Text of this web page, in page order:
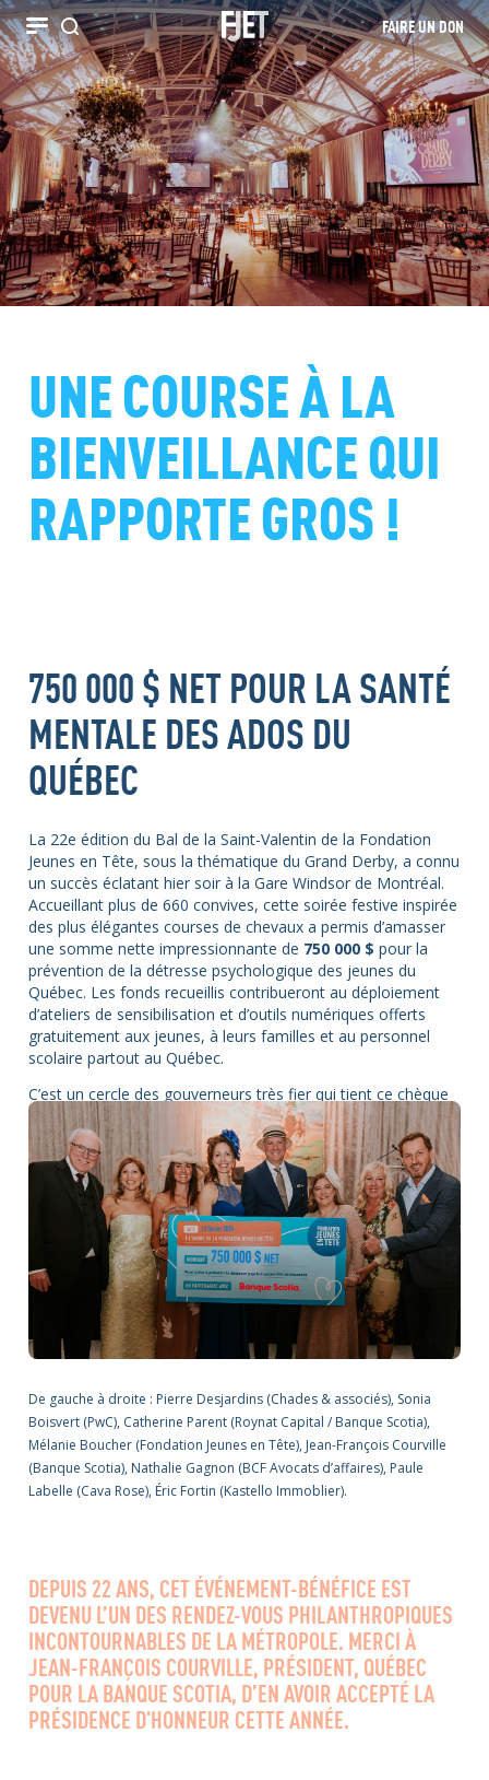
Recherche FAIRE UN DON
UNE COURSE À LA
BIENVEILLANCE QUI
RAPPORTE GROS !
750 000 $ NET POUR LA SANTÉ
MENTALE DES ADOS DU
QUÉBEC
La 22e édition du Bal de la Saint-Valentin de la Fondation
Jeunes en Tête, sous la thématique du Grand Derby, a connu
un succès éclatant hier soir à la Gare Windsor de Montréal.
Accueillant plus de 660 convives, cette soirée festive inspirée
des plus élégantes courses de chevaux a permis d’amasser
une somme nette impressionnante de 750 000 $ pour la
prévention de la détresse psychologique des jeunes du
Québec. Les fonds recueillis contribueront au déploiement
d’ateliers de sensibilisation et d’outils numériques offerts
gratuitement aux jeunes, à leurs familles et au personnel
scolaire partout au Québec.
C’est un cercle des gouverneurs très fier qui tient ce chèque
impressionnant !
De gauche à droite : Pierre Desjardins (Chades & associés), Sonia
Boisvert (PwC), Catherine Parent (Roynat Capital / Banque Scotia),
Mélanie Boucher (Fondation Jeunes en Tête), Jean-François Courville
(Banque Scotia), Nathalie Gagnon (BCF Avocats d’affaires), Paule
Labelle (Cava Rose), Éric Fortin (Kastello Immoblier).
DEPUIS 22 ANS, CET ÉVÉNEMENT-BÉNÉFICE EST
DEVENU L’UN DES RENDEZ-VOUS PHILANTHROPIQUES
INCONTOURNABLES DE LA MÉTROPOLE. MERCI À
JEAN-FRANÇOIS COURVILLE, PRÉSIDENT, QUÉBEC
POUR LA BANQUE SCOTIA, D’EN AVOIR ACCEPTÉ LA
PRÉSIDENCE D'HONNEUR CETTE ANNÉE.